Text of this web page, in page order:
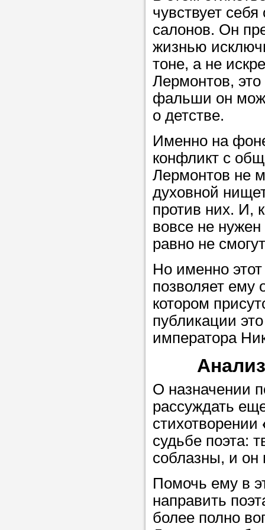
советам,
репетитора
Совет 1.
упростить
достаточно
нам, и
репетитора,
максимально
ваши
Мы
советам,
репетитора
Совет 2.
заявку на
то в поле
укажите как
чтобы мы
самого
репетитора.
чувствует
салонов. Он
жизнью
тоне, а не
Лермонтов,
фальши он
о детстве.
Именно на
конфликт с
Лермонтов не
духовной
против них. И,
вовсе не нужен
равно не
Но именно
позволяет ему
котором
публикации
императора
О назначении
рассуждать
стихотворении
судьбе поэта:
соблазны, и он
Помочь ему в
направить
более полно